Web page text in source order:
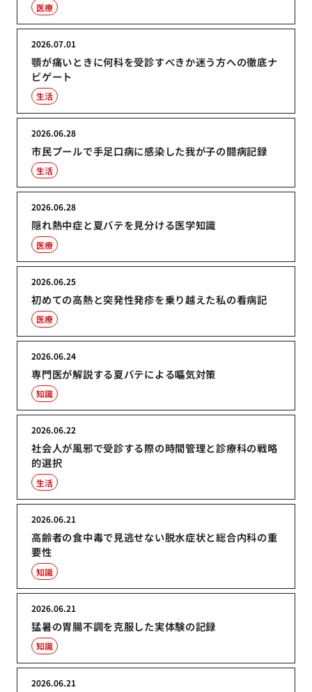
医療
顎が痛いときに何科を受診すべきか迷う方への徹底ナ
ビゲート
2026.07.01
生活
市民プールで手足口病に感染した我が子の闘病記録
2026.06.28
生活
隠れ熱中症と夏バテを見分ける医学知識
2026.06.28
医療
初めての高熱と突発性発疹を乗り越えた私の看病記
2026.06.25
医療
専門医が解説する夏バテによる嘔気対策
2026.06.24
知識
社会人が風邪で受診する際の時間管理と診療科の戦略
的選択
2026.06.22
生活
高齢者の食中毒で見逃せない脱水症状と総合内科の重
要性
2026.06.21
知識
猛暑の胃腸不調を克服した実体験の記録
2026.06.21
知識
2026.06.21